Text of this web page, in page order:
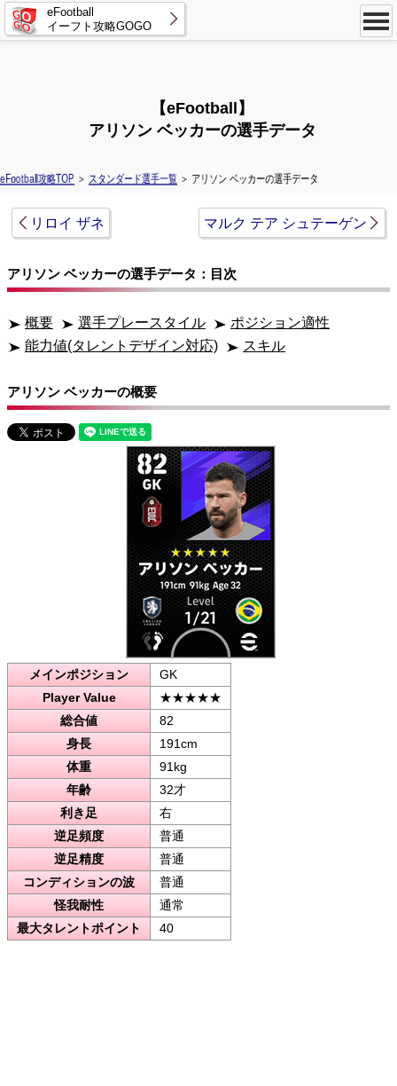
eFootball
イーフト攻略GOGO
【eFootball】
アリソン ベッカーの選手データ
eFootball攻略TOP ＞ スタンダード選手一覧 ＞ アリソン ベッカーの選手データ
リロイ ザネ マルク テア シュテーゲン
アリソン ベッカーの選手データ：目次
概要 選手プレースタイル
ポジション適性
能力値(タレントデザイン対応)
スキル
アリソン ベッカーの概要
メインポジション
GK
Player Value
★★★★★
総合値
82
身長
191cm
体重
91kg
年齢
32才
利き足
右
逆足頻度
普通
逆足精度
普通
コンディションの波
普通
怪我耐性
通常
最大タレントポイント
40